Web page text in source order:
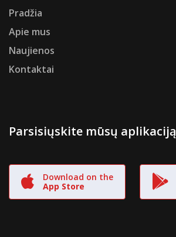
Pradžia
Apie mus
Naujienos
Kontaktai
Parsisiųskite mūsų aplikaciją
Download on the
App Store